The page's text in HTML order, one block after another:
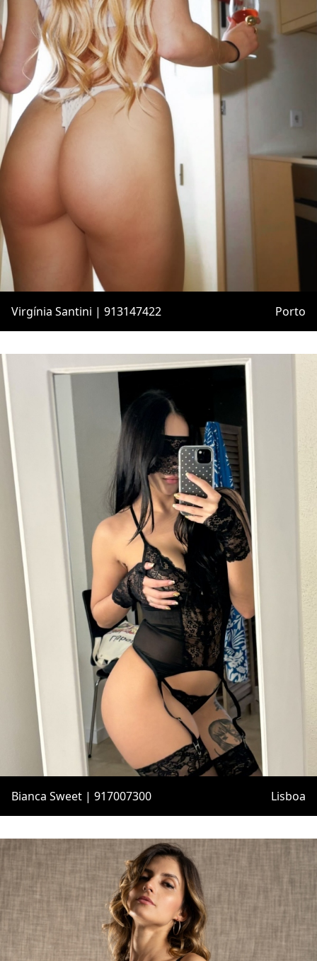
Virgínia Santini | 913147422 Porto
Bianca Sweet | 917007300 Lisboa